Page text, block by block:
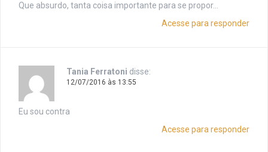
Que absurdo, tanta coisa importante para se propor…
Acesse para responder
Tania Ferratoni disse:
12/07/2016 às 13:55
Eu sou contra
Acesse para responder